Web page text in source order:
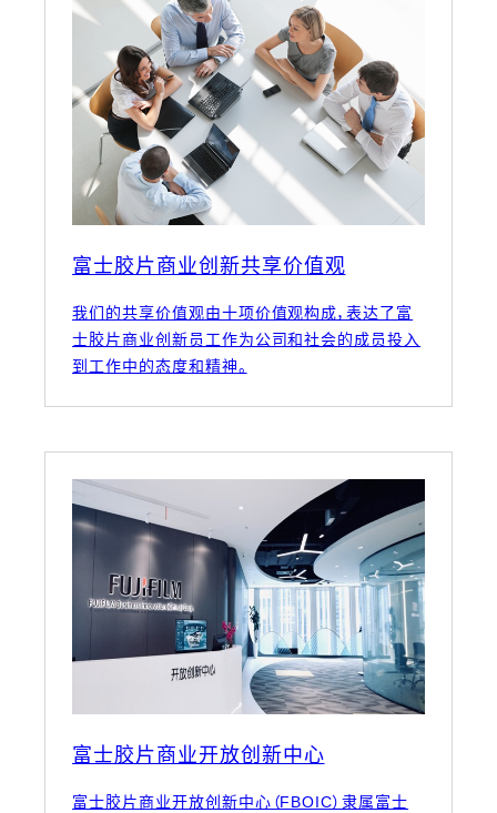
富士胶片商业创新共享价值观
我们的共享价值观由十项价值观构成，表达了富
士胶片商业创新员工作为公司和社会的成员投入
到工作中的态度和精神。
富士胶片商业开放创新中心
富士胶片商业开放创新中心（FBOIC）隶属富士